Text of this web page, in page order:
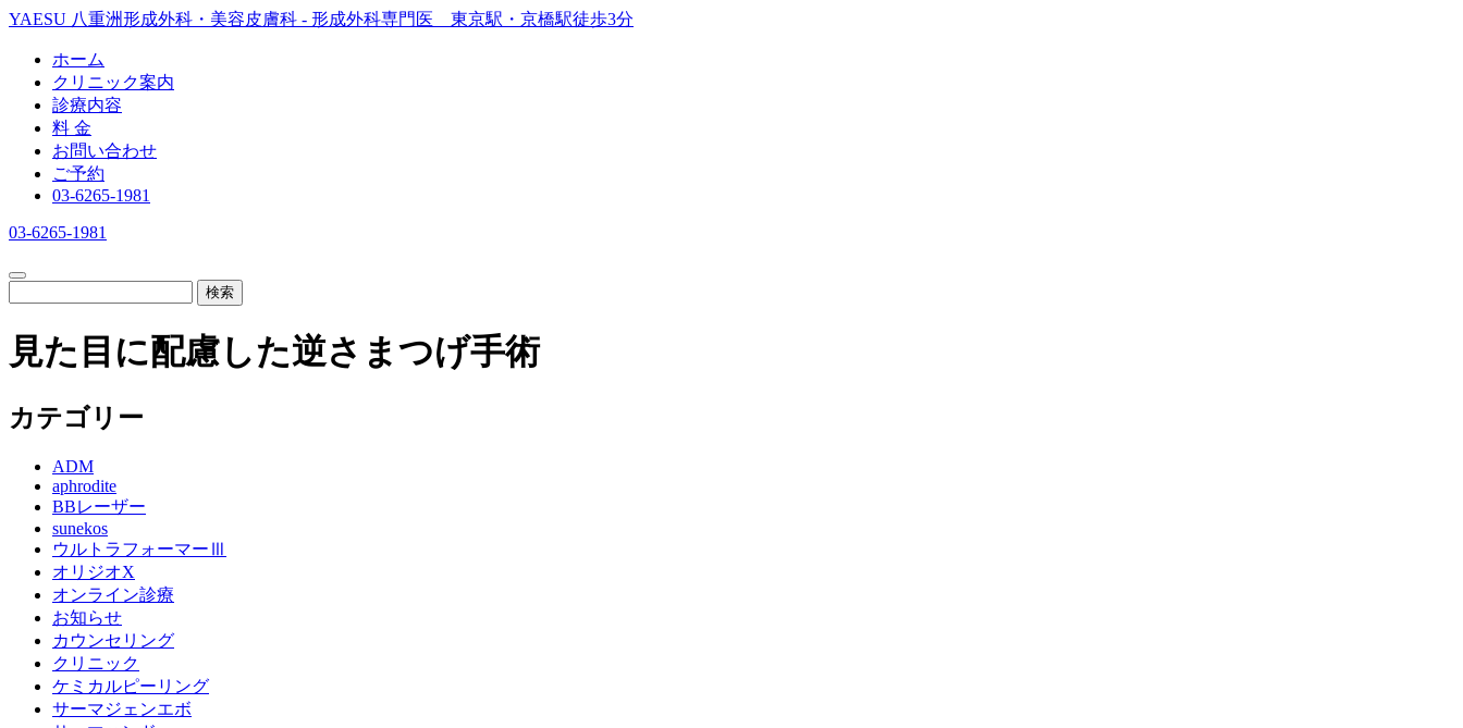
YAESU 八重洲形成外科・美容皮膚科 - 形成外科専門医 東京駅・京橋駅徒歩3分
ホーム
クリニック案内
診療内容
料 金
お問い合わせ
ご予約
03-6265-1981
03-6265-1981
検索
見た目に配慮した逆さまつげ手術
カテゴリー
ADM
aphrodite
BBレーザー
sunekos
ウルトラフォーマーⅢ
オリジオX
オンライン診療
お知らせ
カウンセリング
クリニック
ケミカルピーリング
サーマジェンエボ